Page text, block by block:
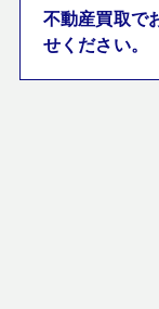
不動産買取で
せください。